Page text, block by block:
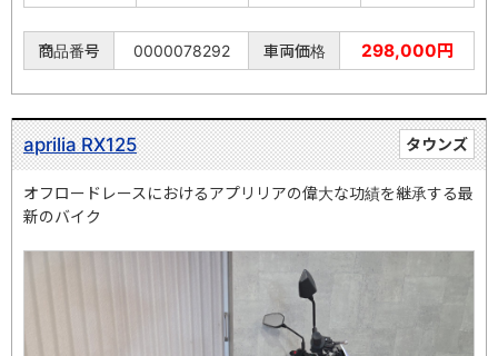
商品番号 0000078292 車両価格 298,000円
タウンズ
aprilia RX125
オフロードレースにおけるアプリリアの偉大な功績を継承する最
新のバイク